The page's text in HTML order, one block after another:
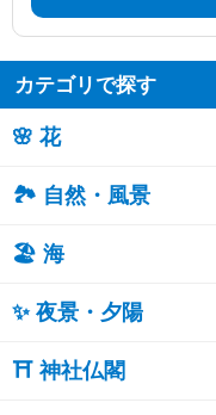
カテゴリで探す
🌸 花
🏞️ 自然・風景
🏖 海
✨ 夜景・夕陽
⛩ 神社仏閣